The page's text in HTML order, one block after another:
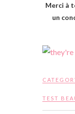
Merci à
un
TEST